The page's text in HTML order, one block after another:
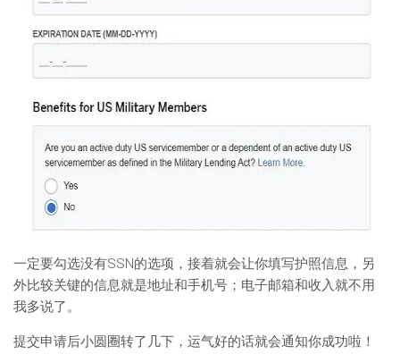
一定要勾选没有SSN的选项，接着就会让你填写护照信息，另
外比较关键的信息就是地址和手机号；电子邮箱和收入就不用
我多说了。
提交申请后小圆圈转了几下，运气好的话就会通知你成功啦！